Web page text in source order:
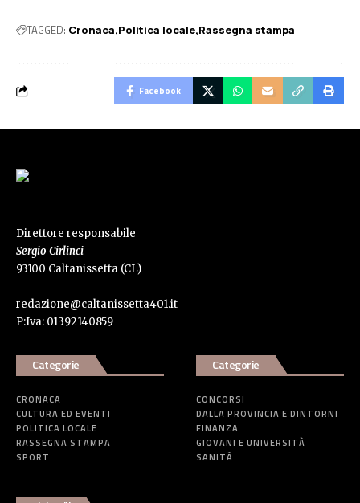
TAGGED: Cronaca Politica locale Rassegna stampa
Facebook
Direttore responsabile
Sergio Cirlinci
93100 Caltanissetta (CL)
redazione@caltanissetta401.it
P:Iva: 01392140859
Categorie
CRONACA
CULTURA ED EVENTI
POLITICA LOCALE
RASSEGNA STAMPA
SPORT
Categorie
CONCORSI
DALLA PROVINCIA E DINTORNI
FINANZA
GIOVANI E UNIVERSITÀ
SANITÀ